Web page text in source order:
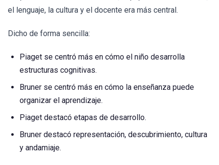
el lenguaje, la cultura y el docente era más central.
Dicho de forma sencilla:
Piaget se centró más en cómo el niño desarrolla
estructuras cognitivas.
Bruner se centró más en cómo la enseñanza puede
organizar el aprendizaje.
Piaget destacó etapas de desarrollo.
Bruner destacó representación, descubrimiento, cultura
y andamiaje.